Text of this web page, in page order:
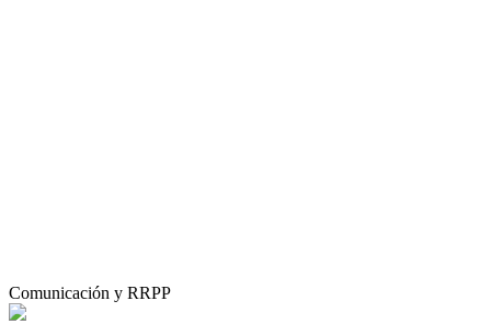
Comunicación y RRPP